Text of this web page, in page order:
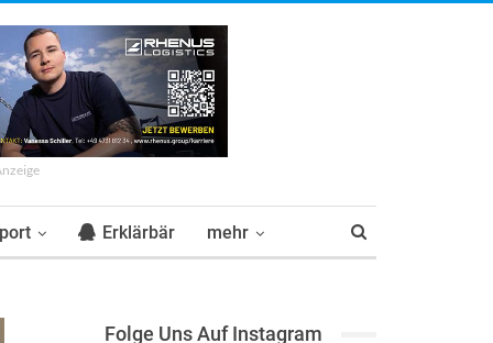
Erklärbär mehr
Folge Uns Auf Instagram